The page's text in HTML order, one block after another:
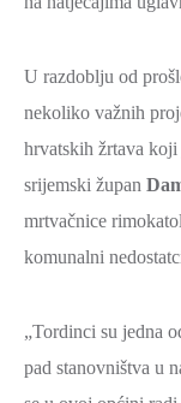
U razdoblju od
nekoliko važnih
hrvatskih žrtava
srijemski župan
mrtvačnice
komunalni
„Tordinci su jedna
pad stanovništva u